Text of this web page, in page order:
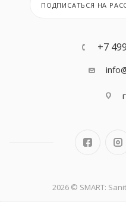
ПОДПИСАТЬСЯ НА
+7
2026 © SMART: